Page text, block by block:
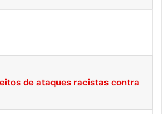
de ataques racistas contra